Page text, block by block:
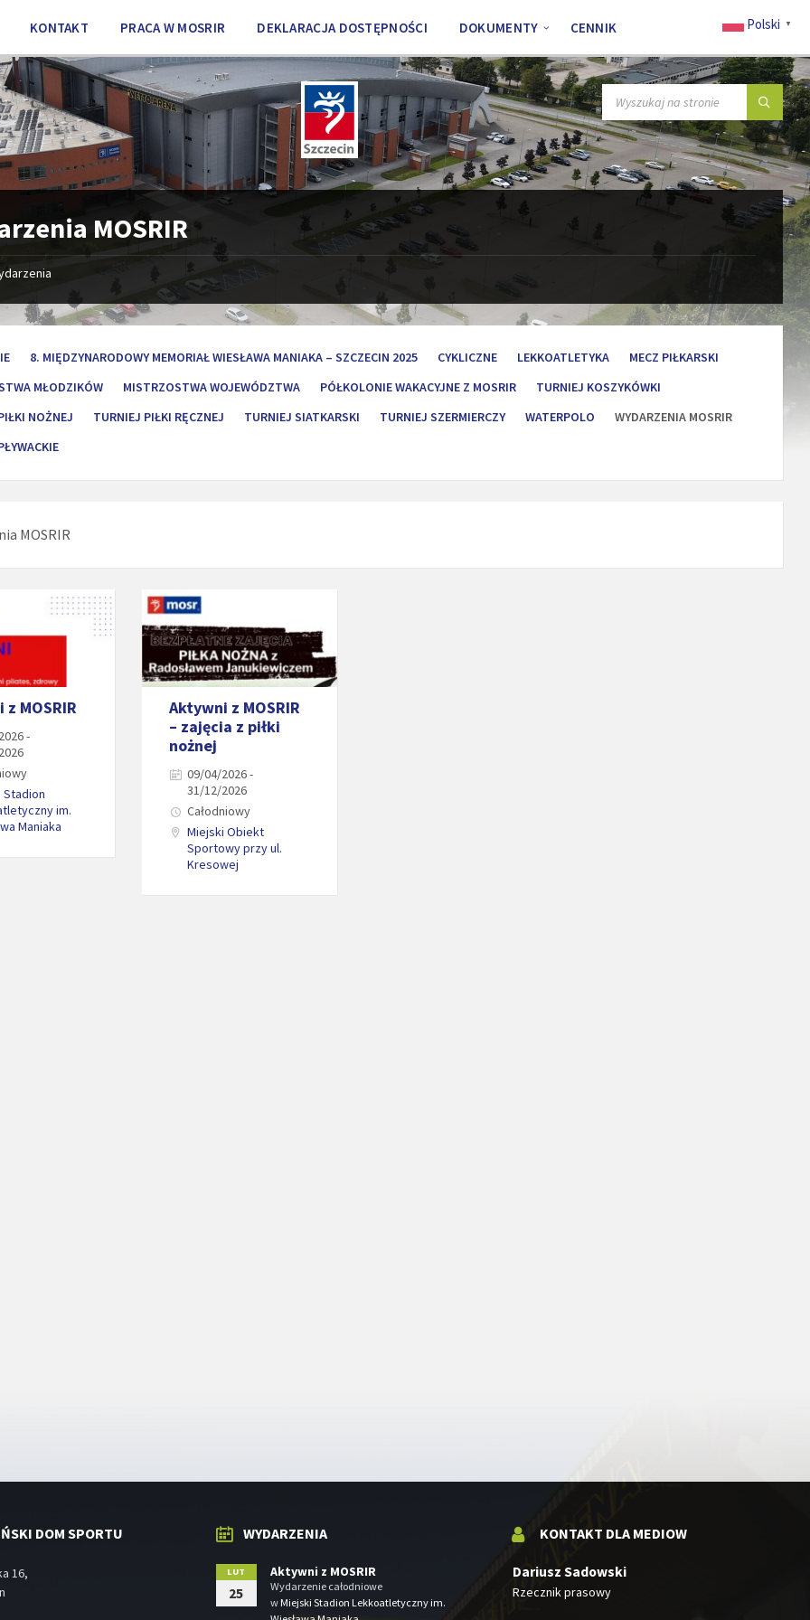
KONTAKT PRACA W MOSRIR DEKLARACJA DOSTĘPNOŚCI DOKUMENTY CENNIK
SZUKAJ:
MOSRIR
8. MIĘDZYNARODOWY MEMORIAŁ WIESŁAWA MANIAKA – SZCZECIN 2025 CYKLICZNE LEKKOATLETYKA
MECZ PIŁKARSKI
MŁODZIKÓW
MISTRZOSTWA WOJEWÓDZTWA PÓŁKOLONIE WAKACYJNE Z MOSRIR
TURNIEJ KOSZYKÓWKI
NOŻNEJ
TURNIEJ PIŁKI RĘCZNEJ TURNIEJ SIATKARSKI TURNIEJ SZERMIERCZY WATERPOLO
WYDARZENIA MOSRIR
MOSRIR
MOSRIR
-
Stadion
im.
Maniaka
Aktywni z MOSRIR
– zajęcia z piłki
nożnej
09/04/2026 -
31/12/2026
Całodniowy
Miejski Obiekt
Sportowy przy ul.
Kresowej
DOM SPORTU
16,
WYDARZENIA
LUT
25
Aktywni z MOSRIR
Wydarzenie całodniowe
wMiejski Stadion Lekkoatletyczny im.
KONTAKT DLA MEDIOW
Dariusz Sadowski
Rzecznik prasowy
Polski ▼